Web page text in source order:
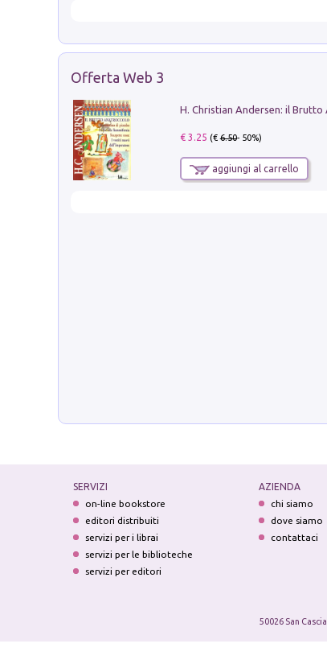
Offerta Web 3
€ 3.25 (€6.50- 50%)
aggiungi al carrello
SERVIZI
on-line bookstore
editori distribuiti
servizi per i librai
servizi per le biblioteche
servizi per editori
AZIENDA
chi siamo
dove siamo
contattaci
50026 San